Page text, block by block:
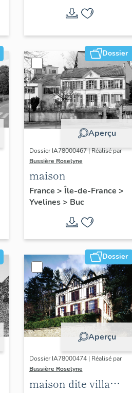
Dossier
Aperçu
Dossier IA78000467 | Réalisé par
Bussière Roselyne
maison
France > Île-de-France >
Yvelines> Buc
Dossier
Aperçu
Dossier IA78000474 | Réalisé par
Bussière Roselyne
maison dite villa